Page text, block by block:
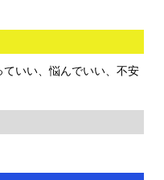
いい、悩んでいい、不安